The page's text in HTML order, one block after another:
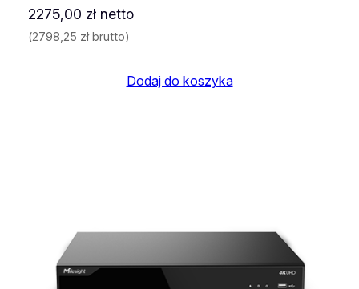
2275,00 złnetto
(2798,25 złbrutto)
Dodaj do koszyka